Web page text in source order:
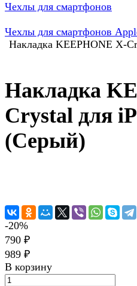
Чехлы для смартфонов
Чехлы для смартфонов
Накладка KEEPHONE X-
Накладка
Crystal для
(Серый)
-20%
790 ₽
989 ₽
В корзину